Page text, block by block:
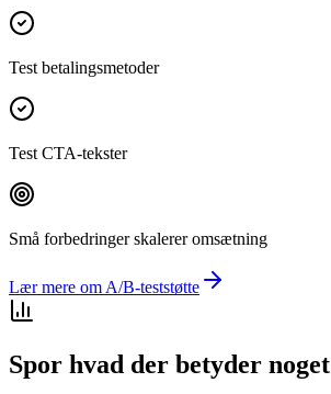
Test betalingsmetoder
Test CTA-tekster
Små forbedringer skalerer omsætning
Lær mere om A/B-teststøtte
Spor hvad der betyder noget